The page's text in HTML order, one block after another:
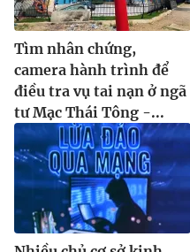
Tìm nhân chứng,
camera hành trình để
điều tra vụ tai nạn ở ngã
tư Mạc Thái Tông -...